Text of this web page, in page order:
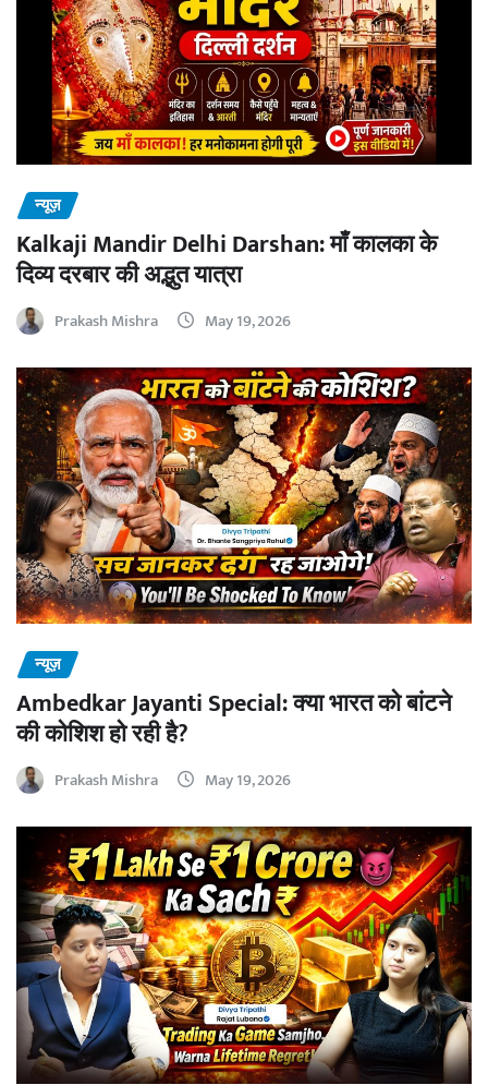
न्यूज़
Kalkaji Mandir Delhi Darshan: माँ कालका के
दिव्य दरबार की अद्भुत यात्रा
Prakash Mishra May 19, 2026
न्यूज़
Ambedkar Jayanti Special: क्या भारत को बांटने
की कोशिश हो रही है?
Prakash Mishra May 19, 2026